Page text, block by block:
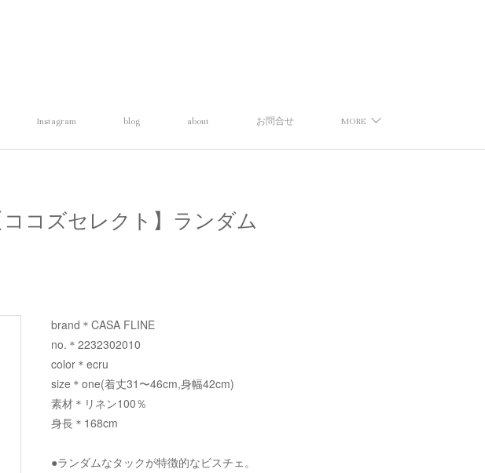
Instagram blog about お問合せ MORE
ココズセレクト】ランダム
brand＊CASA FLINE
no.＊2232302010
color＊ecru
size＊one(着丈31〜46cm,身幅42cm)
素材＊リネン100％
身長＊168cm
●ランダムなタックが特徴的なビスチェ。